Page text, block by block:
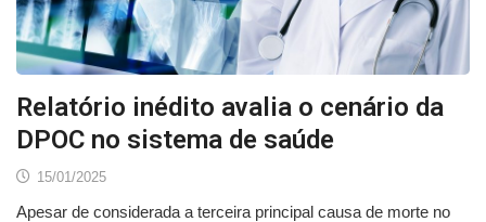
Relatório inédito avalia o cenário da
DPOC no sistema de saúde
15/01/2025
Apesar de considerada a terceira principal causa de morte no